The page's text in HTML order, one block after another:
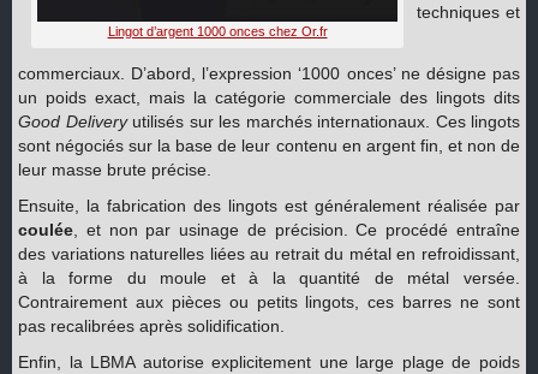
Lingot d’argent 1000 onces chez Or.fr
techniques et
commerciaux. D’abord, l’expression ‘1000 onces’ ne désigne pas
un poids exact, mais la catégorie commerciale des lingots dits
Good Deliveryutilisés sur les marchés internationaux. Ces lingots
sont négociés sur la base de leur contenu en argent fin, et non de
leur masse brute précise.
Ensuite, la fabrication des lingots est généralement réalisée par
coulée , et non par usinage de précision. Ce procédé entraîne
des variations naturelles liées au retrait du métal en refroidissant,
à la forme du moule et à la quantité de métal versée.
Contrairement aux pièces ou petits lingots, ces barres ne sont
pas recalibrées après solidification.
Enfin, la LBMA autorise explicitement une large plage de poids